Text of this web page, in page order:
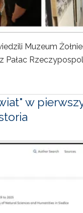
Muzeum
Pałac
w